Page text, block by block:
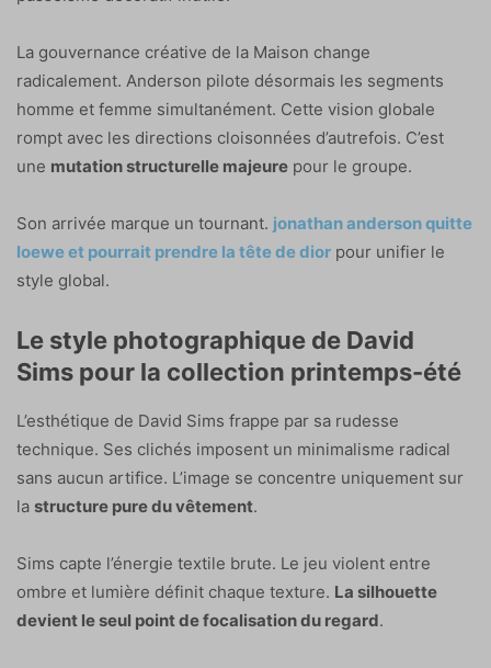
La gouvernance créative de la Maison change
radicalement. Anderson pilote désormais les segments
homme et femme simultanément. Cette vision globale
rompt avec les directions cloisonnées d’autrefois. C’est
une mutation structurelle majeure pour le groupe.
Son arrivée marque un tournant. jonathan anderson quitte
loewe et pourrait prendre la tête de dior pour unifier le
style global.
Le style photographique de David
Sims pour la collection printemps-été
L’esthétique de David Sims frappe par sa rudesse
technique. Ses clichés imposent un minimalisme radical
sans aucun artifice. L’image se concentre uniquement sur
la structure pure du vêtement.
Sims capte l’énergie textile brute. Le jeu violent entre
ombre et lumière définit chaque texture. La silhouette
devient le seul point de focalisation du regard.